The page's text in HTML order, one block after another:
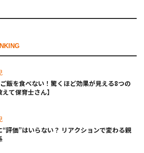
飯を食べない！驚くほど効果が見える8つの
て保育士さん】
“評価”はいらない？ リアクションで変わる親